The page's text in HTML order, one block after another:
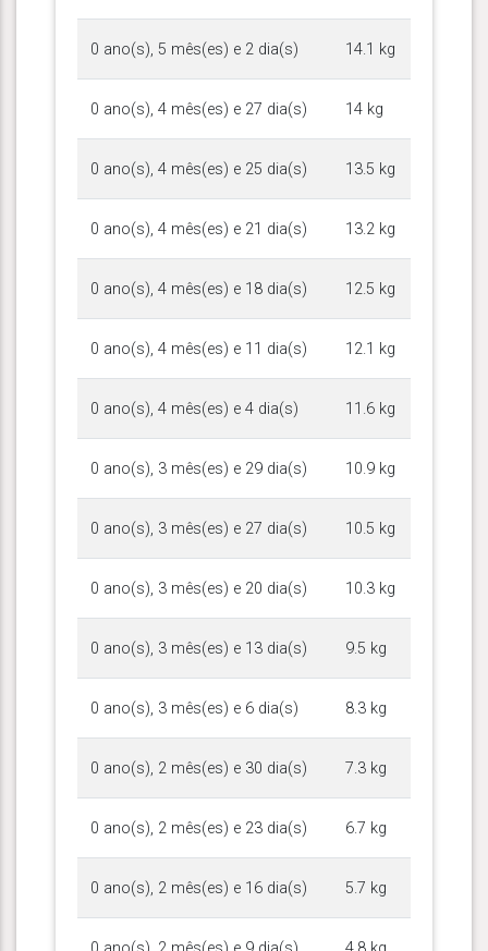
0 ano(s), 5 mês(es) e 2 dia(s) 14.1 kg
0 ano(s), 4 mês(es) e 27 dia(s) 14 kg
0 ano(s), 4 mês(es) e 25 dia(s) 13.5 kg
0 ano(s), 4 mês(es) e 21 dia(s) 13.2 kg
0 ano(s), 4 mês(es) e 18 dia(s) 12.5 kg
0 ano(s), 4 mês(es) e 11 dia(s) 12.1 kg
0 ano(s), 4 mês(es) e 4 dia(s) 11.6 kg
0 ano(s), 3 mês(es) e 29 dia(s) 10.9 kg
0 ano(s), 3 mês(es) e 27 dia(s) 10.5 kg
0 ano(s), 3 mês(es) e 20 dia(s) 10.3 kg
0 ano(s), 3 mês(es) e 13 dia(s) 9.5 kg
0 ano(s), 3 mês(es) e 6 dia(s) 8.3 kg
0 ano(s), 2 mês(es) e 30 dia(s) 7.3 kg
0 ano(s), 2 mês(es) e 23 dia(s) 6.7 kg
0 ano(s), 2 mês(es) e 16 dia(s) 5.7 kg